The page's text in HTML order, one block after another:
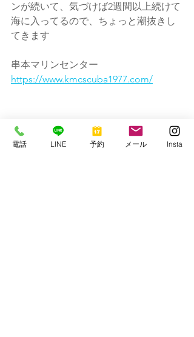
ンが続いて、気づけば2週間以上続けて
海に入ってるので、ちょっと潮抜きし
てきます
串本マリンセンター
https://www.kmcscuba1977.com/
電話 LINE 予約 メール Insta